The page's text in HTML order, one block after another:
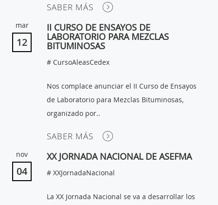
SABER MÁS
mar
12
II CURSO DE ENSAYOS DE
LABORATORIO PARA MEZCLAS
BITUMINOSAS
# CursoAleasCedex
Nos complace anunciar el II Curso de Ensayos
de Laboratorio para Mezclas Bituminosas,
organizado por..
SABER MÁS
nov
04
XX JORNADA NACIONAL DE ASEFMA
# XXJornadaNacional
La XX Jornada Nacional se va a desarrollar los